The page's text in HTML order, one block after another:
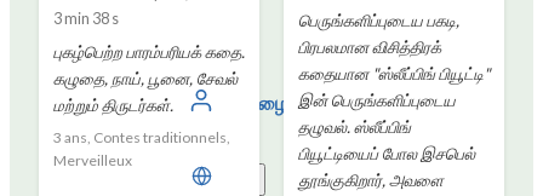
உள்நுழையவும்
3 min 38 s
புகழ்பெற்ற பாரம்பரியக் கதை.
கழுதை, நாய், பூனை, சேவல்
மற்றும் திருடர்கள்.
3 ans, Contes traditionnels,
Merveilleux
பெருங்களிப்புடைய பகடி,
பிரபலமான விசித்திரக்
கதையான "ஸ்லீப்பிங் பியூட்டி"
இன் பெருங்களிப்புடைய
தழுவல். ஸ்லீப்பிங்
பியூட்டியைப் போல இசபெல்
தூங்குகிறார், அவளை